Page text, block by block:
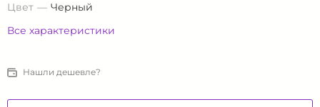
Цвет
Черный
Все характеристики
Нашли дешевле?